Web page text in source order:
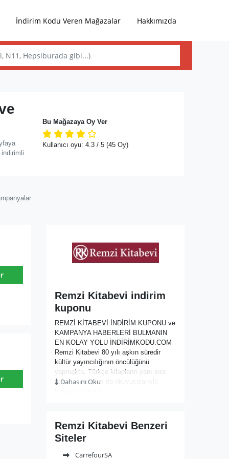
İndirim Kodu Veren Mağazalar Hakkımızda
Bu Mağazaya Oy Ver
Kullanıcı oyu: 4.3/ 5 (45 Oy)
Remzi Kitabevi indirim
kuponu
REMZİ KİTABEVİ İNDİRİM KUPONU ve
KAMPANYA HABERLERİ BULMANIN
EN KOLAY YOLU İNDİRİMKODU.COM
Remzi Kitabevi 80 yılı aşkın süredir
kültür yayıncılığının öncülüğünü
yapmakta, Türkçe kitapların yanı sıra
yabancı kitapları da okuyucularıyla
kitap yelpazesi ile pek çok müşteri
gurubuna hizmet vermektedir. Kitap
okuma kültürünü genişletmek ve
Dahasını Oku
Remzi Kitabevi Benzeri
Siteler
CarrefourSA